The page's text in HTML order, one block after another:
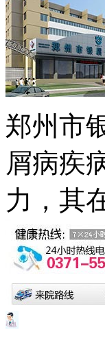
郑州市
屑病疾
力，其